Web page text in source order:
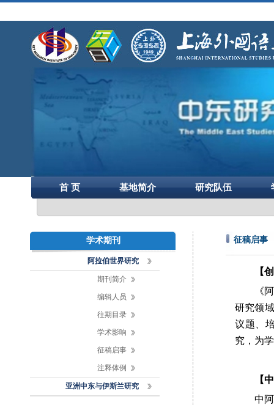
首 页 基地简介 研究队伍
学术期刊
阿拉伯世界研究
期刊简介
编辑人员
往期目录
学术影响
征稿启事
注释体例
亚洲中东与伊斯兰研究
征稿启事
【
《
研究领
议题、
究，为
【
中